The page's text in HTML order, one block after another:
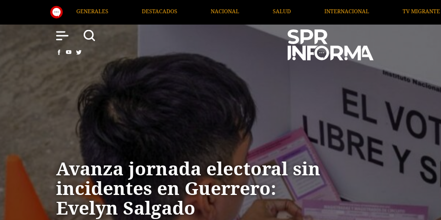
DESTACADOS NACIONAL SALUD INTERNACIONAL TV MIGRANTE INFORMA OPINIÓN
Avanza jornada electoral sin
incidentes en Guerrero:
Evelyn Salgado